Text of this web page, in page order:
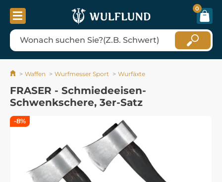
0
Waffen Wurfmesser Sport Wurfäxte
FRASER - Schmiedeeisen-
Schwenkschere, 3er-Satz
-8%